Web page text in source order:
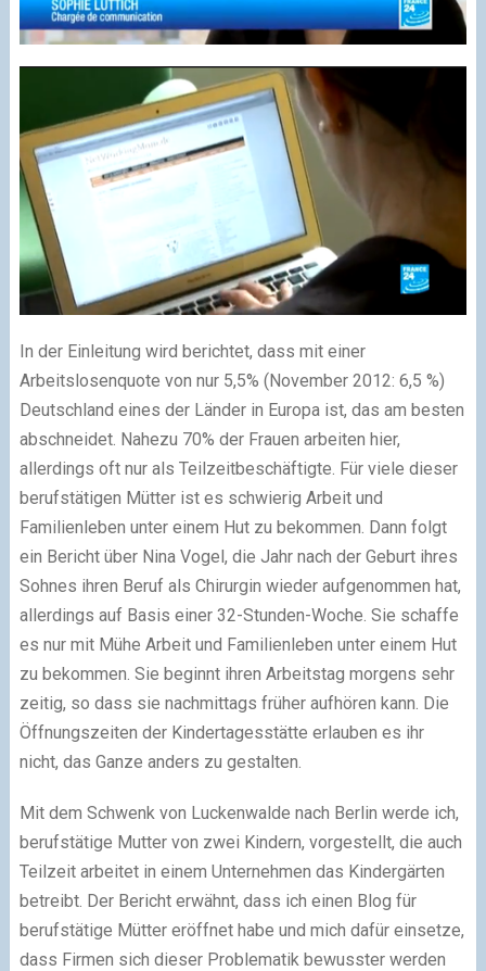
In der Einleitung wird berichtet, dass mit einer
Arbeitslosenquote von nur 5,5% (November 2012: 6,5 %)
Deutschland eines der Länder in Europa ist, das am besten
abschneidet. Nahezu 70% der Frauen arbeiten hier,
allerdings oft nur als Teilzeitbeschäftigte. Für viele dieser
berufstätigen Mütter ist es schwierig Arbeit und
Familienleben unter einem Hut zu bekommen. Dann folgt
ein Bericht über Nina Vogel, die Jahr nach der Geburt ihres
Sohnes ihren Beruf als Chirurgin wieder aufgenommen hat,
allerdings auf Basis einer 32-Stunden-Woche. Sie schaffe
es nur mit Mühe Arbeit und Familienleben unter einem Hut
zu bekommen. Sie beginnt ihren Arbeitstag morgens sehr
zeitig, so dass sie nachmittags früher aufhören kann. Die
Öffnungszeiten der Kindertagesstätte erlauben es ihr
nicht, das Ganze anders zu gestalten.
Mit dem Schwenk von Luckenwalde nach Berlin werde ich,
berufstätige Mutter von zwei Kindern, vorgestellt, die auch
Teilzeit arbeitet in einem Unternehmen das Kindergärten
betreibt. Der Bericht erwähnt, dass ich einen Blog für
berufstätige Mütter eröffnet habe und mich dafür einsetze,
dass Firmen sich dieser Problematik bewusster werden